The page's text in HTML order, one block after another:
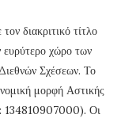
διακριτικό τίτλο
ευρύτερο χώρο των
Σχέσεων. Το
μορφή Αστικής
134810907000). Οι